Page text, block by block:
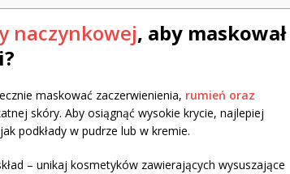
naczynkowej, aby maskował
maskować zaczerwienienia, rumień oraz
skóry. Aby osiągnąć wysokie krycie, najlepiej
podkłady w pudrze lub w kremie.
– unikaj kosmetyków zawierających wysuszające